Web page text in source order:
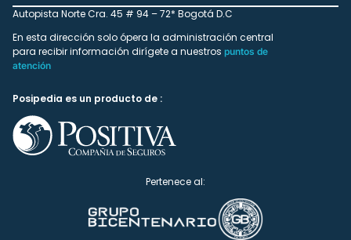
Autopista Norte Cra. 45 # 94 – 72* Bogotá D.C
En esta dirección solo ópera la administración central
para recibir información dirígete a nuestros puntos de
atención
Posipedia es un producto de :
Pertenece al: